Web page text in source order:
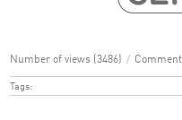
Number of views (3486) /
Tags: